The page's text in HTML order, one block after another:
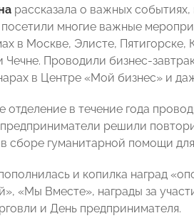
рассказала о важных
многие важные
в Москве, Элисте, Пятигорске,
Чечне. Проводили бизнес-
в Центре «Мой бизнес» и
отделение в течение года
предприниматели решили
сборе гуманитарной помощи
и копилка наград
«Мы Вместе», награды за
и День предпринимателя.